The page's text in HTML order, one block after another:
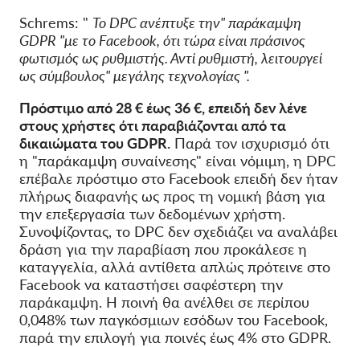
Schrems: " Το DPC ανέπτυξε την" παράκαμψη
GDPR "με το Facebook, ότι τώρα είναι πράσινος
φωτισμός ως ρυθμιστής. Αντί ρυθμιστή, λειτουργεί
ως σύμβουλος" μεγάλης τεχνολογίας ".
Πρόστιμο από 28 € έως 36 €, επειδή δεν λένε
στους χρήστες ότι παραβιάζονται από τα
δικαιώματα του GDPR. Παρά τον ισχυρισμό ότι
η "παράκαμψη συναίνεσης" είναι νόμιμη, η DPC
επέβαλε πρόστιμο στο Facebook επειδή δεν ήταν
πλήρως διαφανής ως προς τη νομική βάση για
την επεξεργασία των δεδομένων χρήστη.
Συνοψίζοντας, το DPC δεν σχεδιάζει να αναλάβει
δράση για την παραβίαση που προκάλεσε η
καταγγελία, αλλά αντίθετα απλώς πρότεινε στο
Facebook να καταστήσει σαφέστερη την
παράκαμψη. Η ποινή θα ανέλθει σε περίπου
0,048% των παγκόσμιων εσόδων του Facebook,
παρά την επιλογή για ποινές έως 4% στο GDPR.